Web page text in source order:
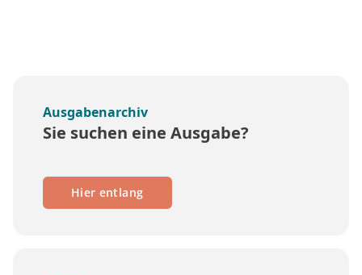
Ausgabenarchiv
Sie suchen eine Ausgabe?
Hier entlang